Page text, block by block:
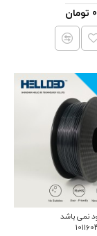
0 تومان
نمی باشد